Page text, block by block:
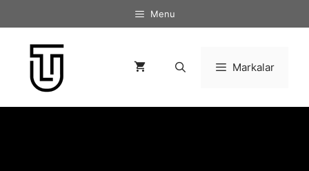
atla
Menu
Markalar